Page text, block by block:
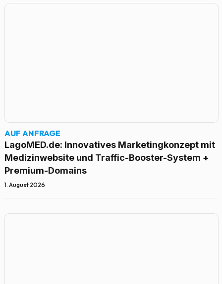
AUF ANFRAGE
LagoMED.de: Innovatives Marketingkonzept mit
Medizinwebsite und Traffic-Booster-System +
Premium-Domains
1. August 2026